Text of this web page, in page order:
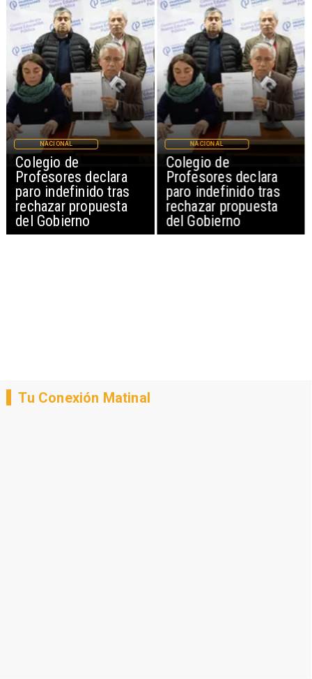
Colegio de
Profesores declara
paro indefinido tras
rechazar propuesta
del Gobierno
NACIONAL
Colegio de
Profesores declara
paro indefinido tras
rechazar propuesta
del Gobierno
NACIONAL
Tu Conexión Matinal